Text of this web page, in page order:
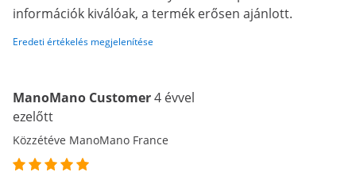
információk kiválóak, a termék erősen ajánlott.
Eredeti értékelés megjelenítése
ManoMano Customer4 évvel
ezelőtt
Közzétéve ManoMano France